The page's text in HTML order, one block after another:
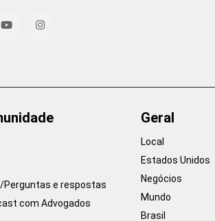
Perguntas e respostas
com Advogados
Geral
Local
Estados Unidos
Negócios
Mundo
Brasil